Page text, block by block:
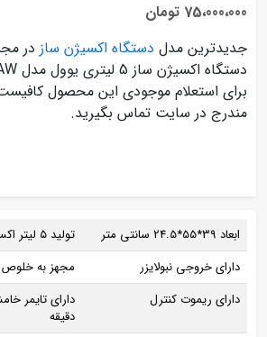
75،000،000 تومان
جدیدترین مدل دستگاه‌ اکسیژن ساز در
برای استعلام موجودی این محصول
مندرج در سایت تماس بگیرید.
ابعاد 39*55*24.5 سانتی متر
تولید ۵ لیتر اکسیژن در دقیقه
دارای خروجی نبولایزر
مجهز به
دارای ریموت کنترل
دقیقه